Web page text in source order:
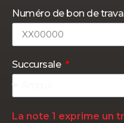
Numéro de bon de
Succursale
La note 1 exprime un